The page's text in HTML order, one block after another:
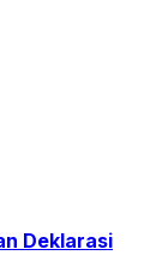
Deklarasi